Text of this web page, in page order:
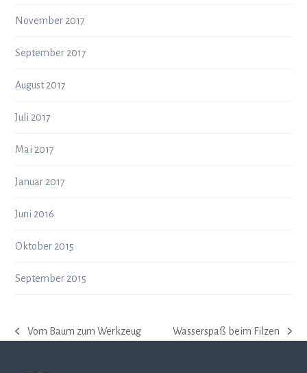
November 2017
September 2017
August 2017
Juli 2017
Mai 2017
Januar 2017
Juni 2016
Oktober 2015
September 2015
vorheriger
Vom Baum zum Werkzeug
Nächster
Wasserspaß beim Filzen